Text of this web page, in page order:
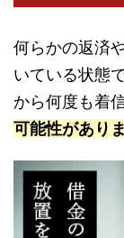
何らかの返済
いている状態
から何度も着
可能性があり